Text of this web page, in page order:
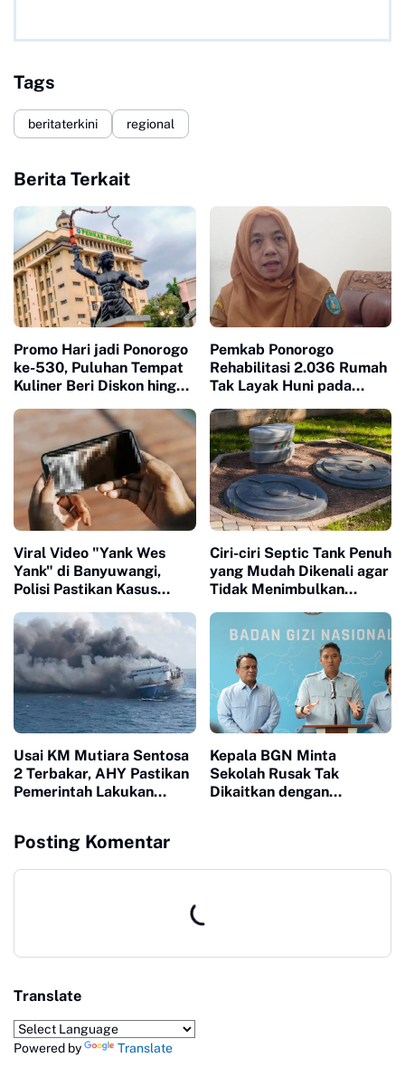
Tags
beritaterkini regional
Berita Terkait
Promo Hari jadi Ponorogo
ke-530, Puluhan Tempat
Kuliner Beri Diskon hingga
Pemkab Ponorogo
Rehabilitasi 2.036 Rumah
Tak Layak Huni pada
Beberapa Tahun Terakhir
Viral Video "Yank Wes
Yank" di Banyuwangi,
Polisi Pastikan Kasus
Penyidikan
Ciri-ciri Septic Tank Penuh
yang Mudah Dikenali agar
Tidak Menimbulkan
Usai KM Mutiara Sentosa
2 Terbakar, AHY Pastikan
Pemerintah Lakukan
Kepala BGN Minta
Sekolah Rusak Tak
Dikaitkan dengan
Posting Komentar
Translate
Powered by Translate